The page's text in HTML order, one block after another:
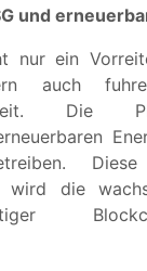
und
nur ein
auch
Die
wird die